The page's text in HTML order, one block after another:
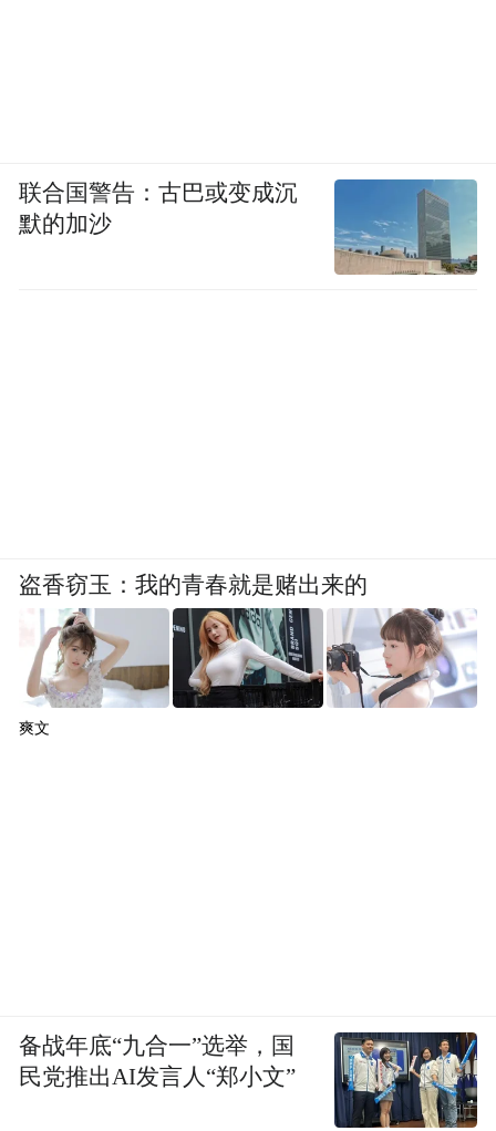
联合国警告：古巴或变成沉
默的加沙
盗香窃玉：我的青春就是赌出来的
爽文
备战年底“九合一”选举，国
民党推出AI发言人“郑小文”